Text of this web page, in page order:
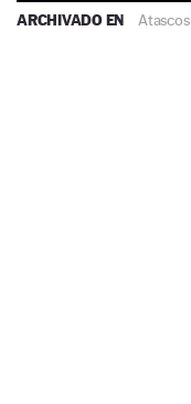
ARCHIVADO EN Atascos